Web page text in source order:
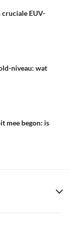
cruciale EUV-
niveau: wat
mee begon: is